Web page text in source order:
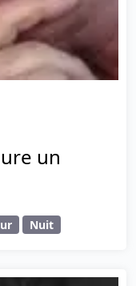
un
Nuit